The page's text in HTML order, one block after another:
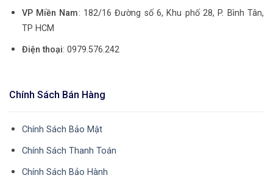
VP Miền Nam: 182/16 Đường số 6, Khu phố 28, P. Bình Tân,
TP HCM
Điện thoại: 0979.576.242
Chính Sách Bán Hàng
Chính Sách Bảo Mật
Chính Sách Thanh Toán
Chính Sách Bảo Hành